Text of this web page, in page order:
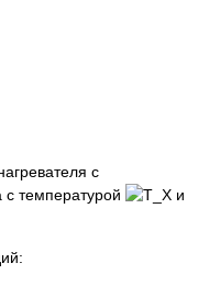
с
с температурой
и